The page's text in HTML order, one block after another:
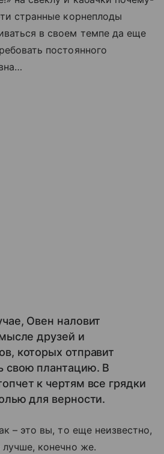
странные корнеплоды
в своем темпе да еще
постоянного
Овен наловит
друзей и
которых отправит
свою плантацию. В
к чертям все грядки
для верности.
– это вы, то еще неизвестно,
лучше, конечно же.